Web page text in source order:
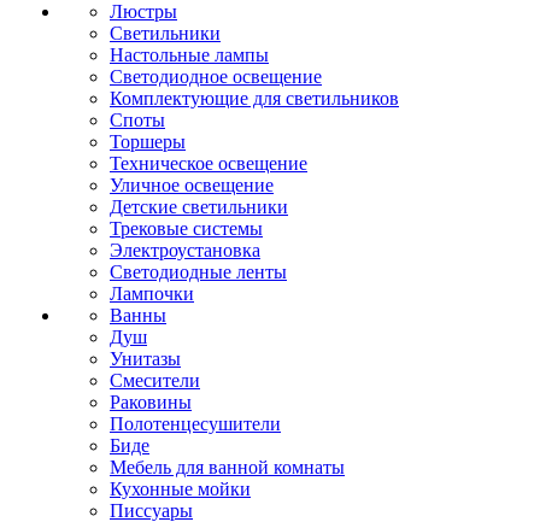
Люстры
Светильники
Настольные лампы
Светодиодное освещение
Комплектующие для светильников
Споты
Торшеры
Техническое освещение
Уличное освещение
Детские светильники
Трековые системы
Электроустановка
Светодиодные ленты
Лампочки
Ванны
Душ
Унитазы
Смесители
Раковины
Полотенцесушители
Биде
Мебель для ванной комнаты
Кухонные мойки
Писсуары